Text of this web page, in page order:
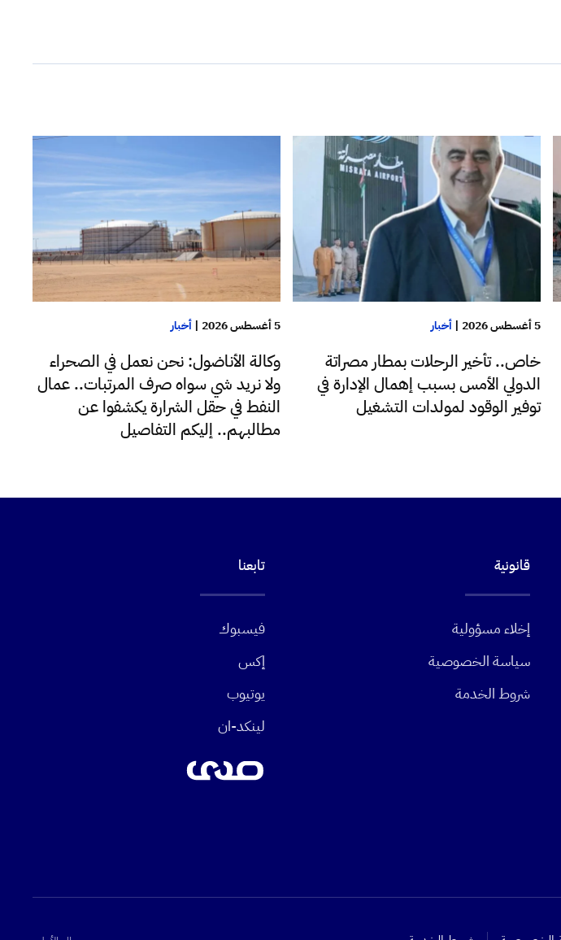
5 أغسطس 2026 |أخبار
خاص.. تأخير الرحلات بمطار مصراتة
الدولي الأمس بسبب إهمال الإدارة في
توفير الوقود لمولدات التشغيل
5 أغسطس 2026 |أخبار
وكالة الأناضول: نحن نعمل في الصحراء
ولا نريد شي سواه صرف المرتبات.. عمال
النفط في حقل الشرارة يكشفوا عن
مطالبهم.. إليكم التفاصيل
قانونية
إخلاء مسؤولية
سياسة الخصوصية
شروط الخدمة
تابعنا
فيسبوك
إكس
يوتيوب
لينكد-ان